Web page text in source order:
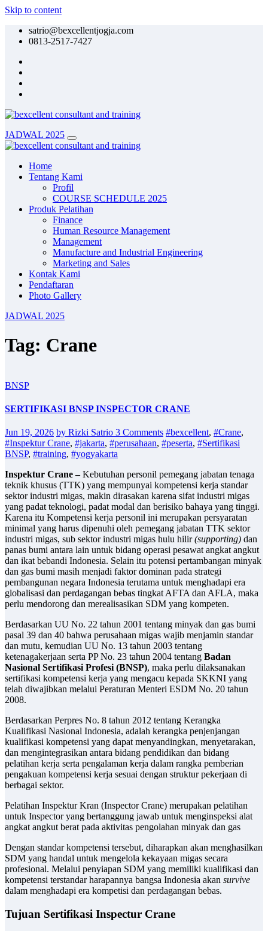
Skip to content
satrio@bexcellentjogja.com
0813-2517-7427
JADWAL 2025
Home
Tentang Kami
Profil
COURSE SCHEDULE 2025
Produk Pelatihan
Finance
Human Resource Management
Management
Manufacture and Industrial Engineering
Marketing and Sales
Kontak Kami
Pendaftaran
Photo Gallery
JADWAL 2025
Tag: Crane
BNSP
SERTIFIKASI BNSP INSPECTOR CRANE
Jun 19, 2026 by Rizki Satrio 3 Comments #bexcellent, #Crane,
#Inspektur Crane, #jakarta, #perusahaan, #peserta, #Sertifikasi
BNSP, #training, #yogyakarta
Inspektur Crane –Kebutuhan personil pemegang jabatan tenaga
teknik khusus (TTK) yang mempunyai kompetensi kerja standar
sektor industri migas, makin dirasakan karena sifat industri migas
yang padat teknologi, padat modal dan berisiko bahaya yang tinggi.
Karena itu Kompetensi kerja personil ini merupakan persyaratan
minimal yang harus dipenuhi oleh pemegang jabatan TTK sektor
industri migas, sub sektor industri migas hulu hilir(supporting) dan
panas bumi antara lain untuk bidang operasi pesawat angkat angkut
dan ikat bebandi Indonesia. Selain itu potensi pertambangan minyak
dan gas bumi masih menjadi faktor dominan pada strategi
pembangunan negara Indonesia terutama untuk menghadapi era
globalisasi dan perdagangan bebas tingkat AFTA dan AFLA, maka
perlu mendorong dan merealisasikan SDM yang kompeten.
Berdasarkan UU No. 22 tahun 2001 tentang minyak dan gas bumi
pasal 39 dan 40 bahwa perusahaan migas wajib menjamin standar
dan mutu, kemudian UU No. 13 tahun 2003 tentang
ketenagakerjaan serta PP No. 23 tahun 2004 tentang Badan
Nasional Sertifikasi Profesi (BNSP), maka perlu dilaksanakan
sertifikasi kompetensi kerja yang mengacu kepada SKKNI yang
telah diwajibkan melalui Peraturan Menteri ESDM No. 20 tahun
2008.
Berdasarkan Perpres No. 8 tahun 2012 tentang Kerangka
Kualifikasi Nasional Indonesia, adalah kerangka penjenjangan
kualifikasi kompetensi yang dapat menyandingkan, menyetarakan,
dan mengintegrasikan antara bidang pendidikan dan bidang
pelatihan kerja serta pengalaman kerja dalam rangka pemberian
pengakuan kompetensi kerja sesuai dengan struktur pekerjaan di
berbagai sektor.
Pelatihan Inspektur Kran (Inspector Crane) merupakan pelatihan
untuk Inspector yang bertanggung jawab untuk menginspeksi alat
angkat angkut berat pada aktivitas pengolahan minyak dan gas
Dengan standar kompetensi tersebut, diharapkan akan menghasilkan
SDM yang handal untuk mengelola kekayaan migas secara
profesional. Melalui penyiapan SDM yang memiliki kualifikasi dan
kompetensi terstandar harapannya bangsa Indonesia akan survive
dalam menghadapi era kompetisi dan perdagangan bebas.
Tujuan Sertifikasi Inspectur Crane